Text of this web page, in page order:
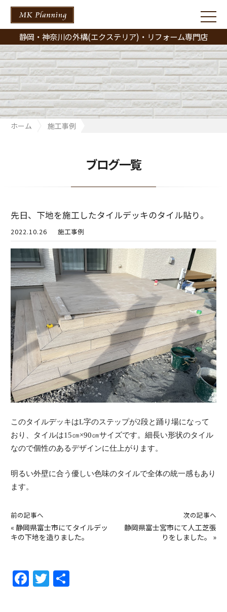
静岡・神奈川の外構(エクステリア)・リフォーム専門店
ホーム
施工事例
ブログ一覧
先日、下地を施工したタイルデッキのタイル貼り。
2022.10.26 施工事例
このタイルデッキはL字のステップが2段と踊り場になって
おり、タイルは15㎝×90㎝サイズです。 細長い形状のタイル
なので個性のあるデザインに仕上がります。
明るい外壁に合う優しい色味のタイルで全体の統一感もあり
ます。
前の記事へ
« 静岡県富士市にてタイルデッ
キの下地を造りました。
次の記事へ
静岡県富士宮市にて人工芝張
りをしました。
»
F T